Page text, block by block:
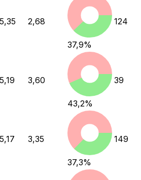
5,35 2,68
37,9%
124
5,19 3,60
43,2%
39
5,17 3,35
37,3%
149